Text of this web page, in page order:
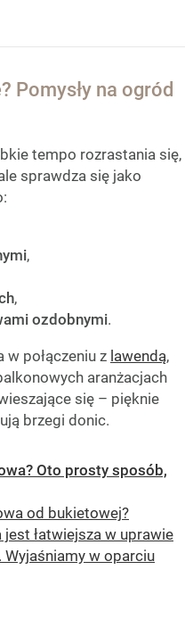
Pomysły na ogród
tempo rozrastania się,
sprawdza się jako
,
,
ozdobnymi.
połączeniu z lawendą,
aranżacjach
się – pięknie
brzegi donic.
Oto prosty sposób,
od bukietowej?
łatwiejsza w uprawie
w oparciu